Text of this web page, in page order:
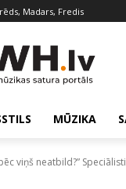
Madars, Fredis
MŪZIKA
viņš neatbild?”